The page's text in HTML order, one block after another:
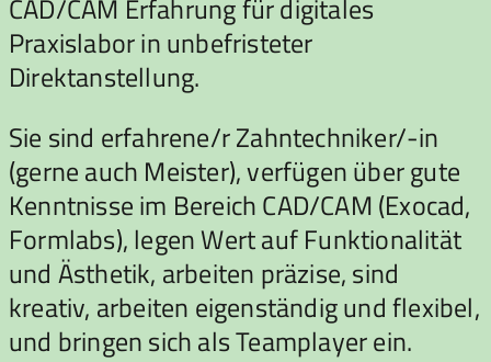
CAD/CAM Erfahrung für digitales
Praxislabor in unbefristeter
Direktanstellung.
Sie sind erfahrene/r Zahntechniker/-in
(gerne auch Meister), verfügen über gute
Kenntnisse im Bereich CAD/CAM (Exocad,
Formlabs), legen Wert auf Funktionalität
und Ästhetik, arbeiten präzise, sind
kreativ, arbeiten eigenständig und flexibel,
und bringen sich als Teamplayer ein.